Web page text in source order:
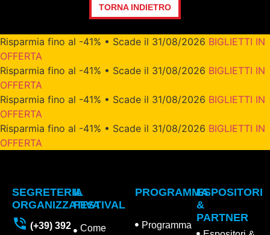
TORNA INDIETRO
Risparmia fino al -41% • Scade il 31/08/2026 BIGLIETTI IN
OFFERTA
Risparmia fino al -41% • Scade il 31/08/2026 BIGLIETTI IN
OFFERTA
Risparmia fino al -41% • Scade il 31/08/2026 BIGLIETTI IN
OFFERTA
Risparmia fino al -41% • Scade il 31/08/2026 BIGLIETTI IN
OFFERTA
SEGRETERIA
ORGANIZZATIVA
(+39) 392
IL
FESTIVAL
Come
PROGRAMMA
Programma
ESPOSITORI
&
PARTNER